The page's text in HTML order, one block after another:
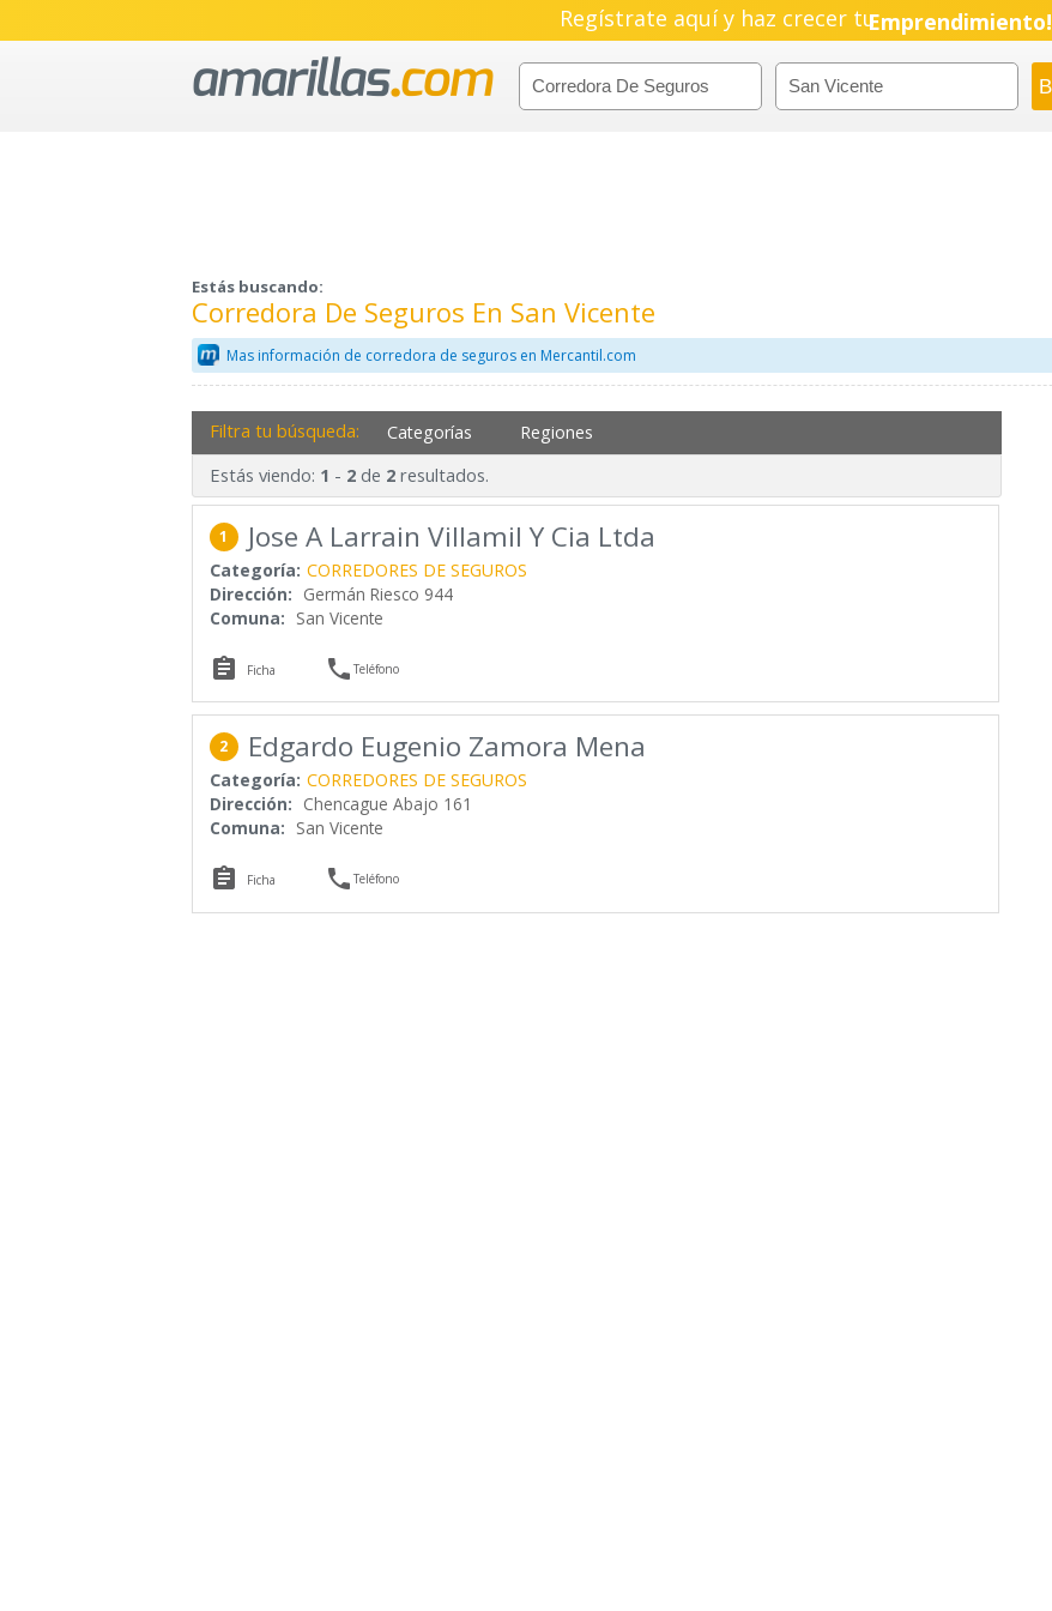
Regístrate aquí y haz crecer tuEmprendimiento!
Estás buscando:
Corredora De Seguros En San Vicente
Mas información de corredora de seguros en Mercantil.com
Filtra tu búsqueda: Categorías Regiones
Estás viendo: 1 - 2de 2resultados.
1 Jose A Larrain Villamil Y Cia Ltda
Categoría: CORREDORES DE SEGUROS
Dirección: Germán Riesco 944
Comuna: San Vicente
 Ficha Teléfono
2 Edgardo Eugenio Zamora Mena
Categoría: CORREDORES DE SEGUROS
Dirección: Chencague Abajo 161
Comuna: San Vicente
 Ficha Teléfono